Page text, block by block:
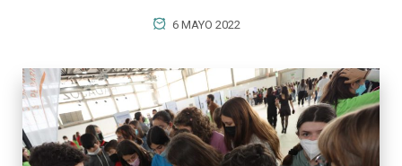
6 MAYO 2022